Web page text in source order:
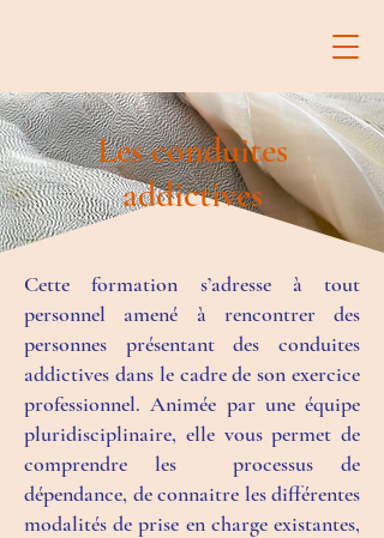
Les conduites
addictives
Cette formation s’adresse à tout
personnel amené à rencontrer des
personnes présentant des conduites
addictives dans le cadre de son exercice
professionnel. Animée par une équipe
pluridisciplinaire, elle vous permet de
comprendre les processus de
dépendance, de connaitre les différentes
modalités de prise en charge existantes,